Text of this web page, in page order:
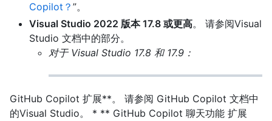
Copilot？ ”。
Visual Studio 2022 版本 17.8 或更高。 请参阅Visual
Studio 文档中的部分。
对于 Visual Studio 17.8 和 17.9：
GitHub Copilot 扩展**。 请参阅 GitHub Copilot 文档中
的Visual Studio。 * ** GitHub Copilot 聊天功能 扩展